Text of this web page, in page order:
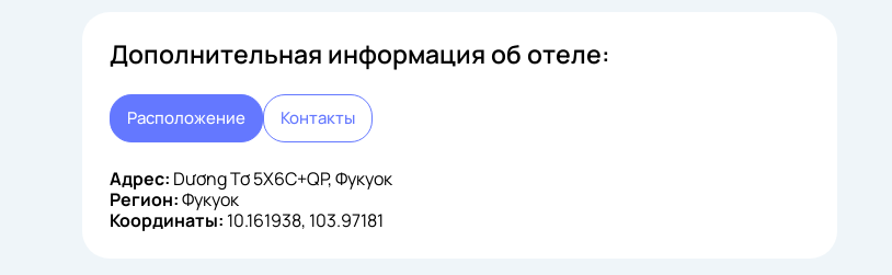
Дополнительная информация об отеле:
Расположение Контакты
Адрес: Dương Tơ 5X6C+QP, Фукуок
Регион:Фукуок
Координаты: 10.161938, 103.97181